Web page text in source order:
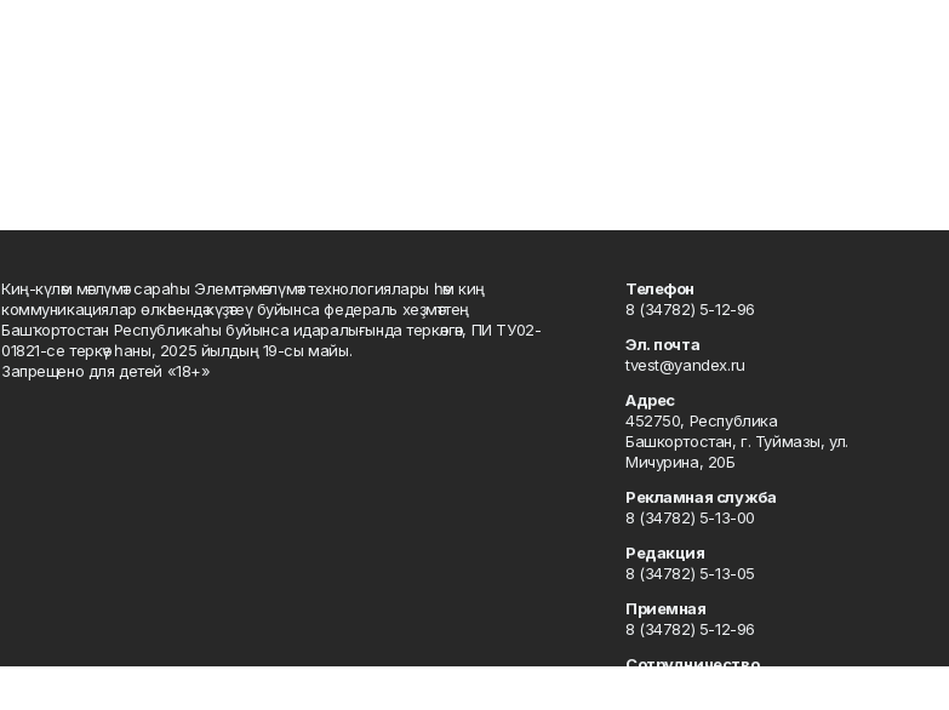
Киң-күләм мәғлүмәт сараһы Элемтә, мәғлүмәт технологиялары һәм киң
коммуникациялар өлкәһендә күҙәтеү буйынса федераль хеҙмәттең
Башҡортостан Республикаһы буйынса идаралығында теркәлгән, ПИ ТУ02-
01821-се теркәү һаны, 2025 йылдың 19-сы майы.
Запрещено для детей «18+»
Телефон
8 (34782) 5-12-96
Эл. почта
tvest@yandex.ru
Адрес
452750, Республика
Башкортостан, г. Туймазы, ул.
Мичурина, 20Б
Рекламная служба
8 (34782) 5-13-00
Редакция
8 (34782) 5-13-05
Приемная
8 (34782) 5-12-96
Сотрудничество